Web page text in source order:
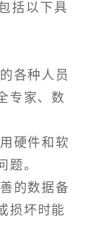
括以下具
各种人员
专家、数
硬件和软
题。
的数据备
损坏时能